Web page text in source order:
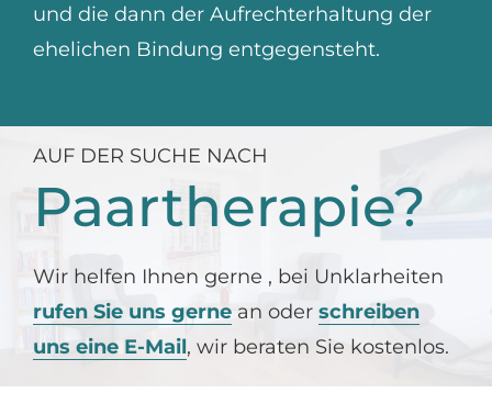
und die dann der Aufrechterhaltung der
ehelichen Bindung entgegensteht.
AUF DER SUCHE NACH
Paartherapie?
Wir helfen Ihnen gerne , bei Unklarheiten
rufen Sie uns gernean oder schreiben
uns eine E-Mail, wir beraten Sie kostenlos.